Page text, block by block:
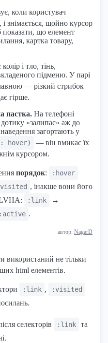
коли користувач
знімається, щойно курсор
показати, що елемент
картка товару,
і тло, тінь,
підменю. У парі
— різкий стрибок
гірше.
пастка. На телефоні
дотику «залипає» аж до
загортають у
hover)
— він вмикає їх
курсором.
порядок: :hover
, інакше вони його
:link →
:active .
автор: NagarD
використаний не тільки
html елементів.
:link , :visited
селекторів :link та